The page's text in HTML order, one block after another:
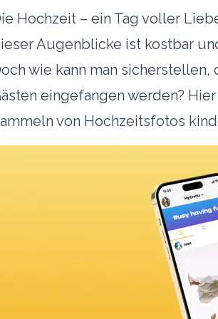
Hochzeit – ein Tag voller
Augenblicke ist kostbar
wie kann man
eingefangen werden?
von Hochzeitsfotos
die Plattform
sichergestellt, dass die
kann und für alle